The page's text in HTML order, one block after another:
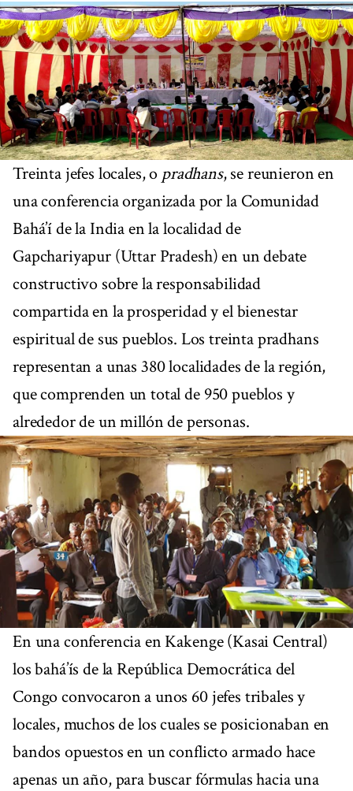
Treinta jefes locales, o pradhans, se reunieron en
una conferencia organizada por la Comunidad
Bahá’í de la India en la localidad de
Gapchariyapur (Uttar Pradesh) en un debate
constructivo sobre la responsabilidad
compartida en la prosperidad y el bienestar
espiritual de sus pueblos. Los treinta pradhans
representan a unas 380 localidades de la región,
que comprenden un total de 950 pueblos y
alrededor de un millón de personas.
En una conferencia en Kakenge (Kasai Central)
los bahá’ís de la República Democrática del
Congo convocaron a unos 60 jefes tribales y
locales, muchos de los cuales se posicionaban en
bandos opuestos en un conflicto armado hace
apenas un año, para buscar fórmulas hacia una